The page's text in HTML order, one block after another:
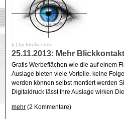
(c) by fotolia.com
25.11.2013: Mehr
Gratis Werbeflächen wie die auf einem
Auslage bieten viele Vorteile. keine
werden können selbst montiert werden
Digitaldruck lässt Ihre Auslage wirken
mehr (2 Kommentare)